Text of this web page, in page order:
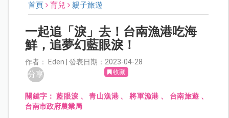
首頁 育兒 親子旅遊
一起追「淚」去！台南漁港吃海
鮮，追夢幻藍眼淚！
作者： Eden | 發表日期：2023-04-28
分享 收藏
關鍵字：藍眼淚 、青山漁港 、將軍漁港 、 台南旅遊 、
台南市政府農業局